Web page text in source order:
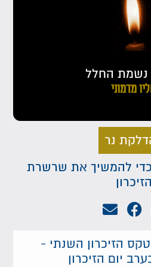
נשמת החלל
מדמוני
נר
להמשיך את שרשרת
הזיכרון
הזיכרון השנתי -
יום הזיכרון